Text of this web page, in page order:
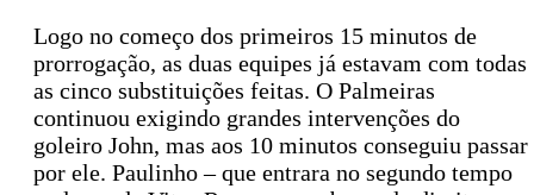
Logo no começo dos primeiros 15 minutos de
prorrogação, as duas equipes já estavam com todas
as cinco substituições feitas. O Palmeiras
continuou exigindo grandes intervenções do
goleiro John, mas aos 10 minutos conseguiu passar
por ele. Paulinho – que entrara no segundo tempo